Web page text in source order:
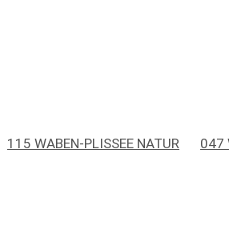
115 WABEN-PLISSEE NATUR 047